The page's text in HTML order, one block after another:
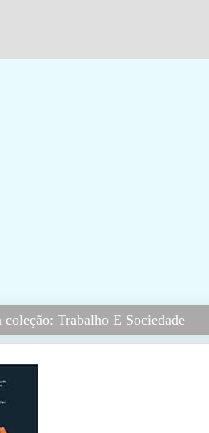
Trabalho E Sociedade